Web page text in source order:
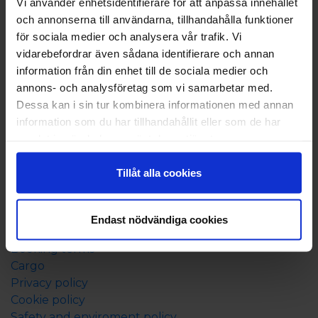
och annonserna till användarna, tillhandahålla funktioner
för sociala medier och analysera vår trafik. Vi
vidarebefordrar även sådana identifierare och annan
information från din enhet till de sociala medier och
annons- och analysföretag som vi samarbetar med.
Dessa kan i sin tur kombinera informationen med annan
information som du har tillhandahållit eller som de har
Tillåt alla cookies
Endast nödvändiga cookies
Book now
Ferry ticket
Accommodation in Åland
Travel packages to Åland
Before departure
Timetable and rout
On board
Good to know
Traffic information
Booking terms
Cargo
Privacy policy
Cookie policy